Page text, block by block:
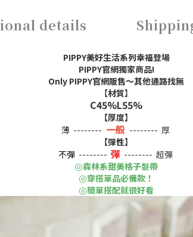
details
PIPPY美好生活系列幸福登場
PIPPY官網獨家商品!
Only PIPPY官網販售～其他通路找無
【材質】
C45%L55%
【厚度】
薄 -------- 一般 -------- 厚
【彈性】
不彈-------- 彈 -------- 超彈
◎森林系甜美格子髮帶
◎穿搭單品必備款！
◎簡單搭配就很好看